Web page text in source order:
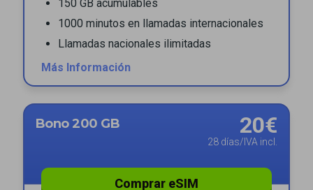
150 GB acumulables
1000 minutos en llamadas internacionales
Llamadas nacionales ilimitadas
Más Información
Bono 200 GB 20€
28 días/IVA incl.
Comprar eSIM